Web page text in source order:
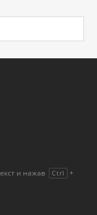
и нажав Ctrl +